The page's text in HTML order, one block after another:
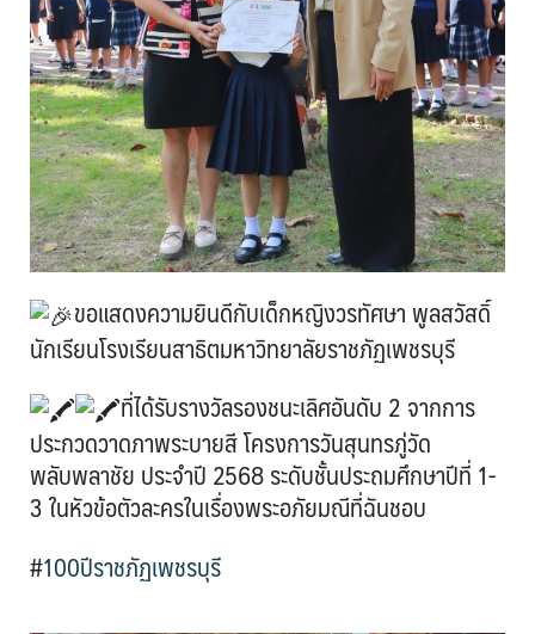
ขอแสดงความยินดีกับเด็กหญิงวรทัศษา พูลสวัสดิ์
นักเรียนโรงเรียนสาธิตมหาวิทยาลัยราชภัฏเพชรบุรี
ที่ได้รับรางวัลรองชนะเลิศอันดับ 2 จากการ
ประกวดวาดภาพระบายสี โครงการวันสุนทรภู่วัด
พลับพลาชัย ประจำปี 2568 ระดับชั้นประถมศึกษาปีที่ 1-
3 ในหัวข้อตัวละครในเรื่องพระอภัยมณีที่ฉันชอบ
#100ปีราชภัฏเพชรบุรี